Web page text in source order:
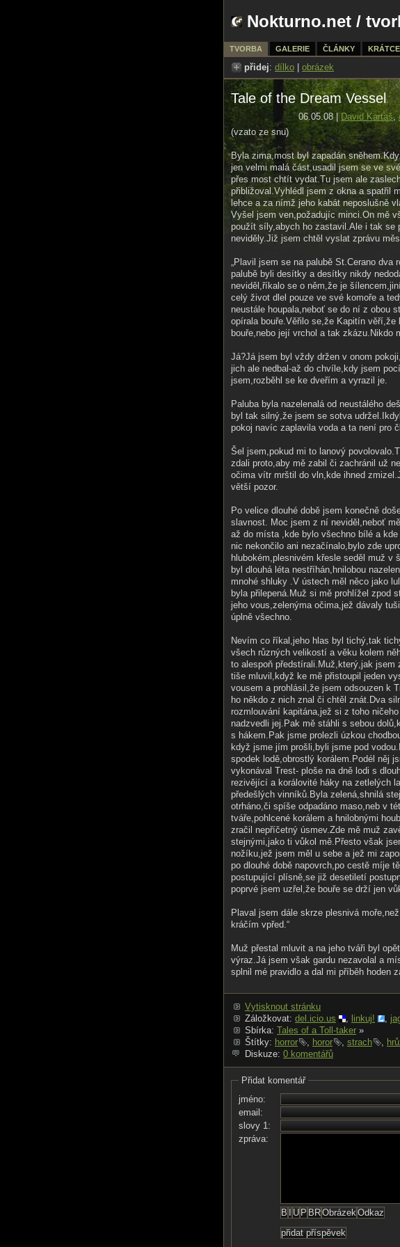
Nokturno.net /
TVORBA GALERIE ČLÁNKY KRÁTCE
přidej: dílko obrázek
Tale of the Dream Vessel
06.05.08 | David Kartaš,
(vzato ze snu)
Byla zima,most byl zapadán
jen velmi malá část,usadil jsem se ve
přes most chtít vydat.Tu jsem ale
přibližoval.Vyhlédl jsem z okna a spatřil
lehce a za nímž jeho kabát neposlušně
Vyšel jsem ven,požadujíc minci.On mě
použít síly,abych ho zastavil.Ale i tak se
neviděly.Již jsem chtěl vyslat zprávu
„Plavil jsem se na palubě St.Cerano dva
palubě byli desítky a desítky nikdy
neviděl,říkalo se o něm,že je
celý život dlel pouze ve své komoře a
neustále houpala,neboť se do ní z obou
opírala bouře.Věřilo se,že Kapitín
bouře,nebo její vrchol a tak zkázu.Nikdo
Já?Já jsem byl vždy držen v onom
jich ale nedbal-až do chvíle,kdy jsem
jsem,rozběhl se ke dveřím a vyrazil je.
Paluba byla nazelenalá od neustálého
byl tak silný,že jsem se sotva
pokoj navíc zaplavila voda a ta není pro
Šel jsem,pokud mi to lanový
zdali proto,aby mě zabil či zachránil už
očima vítr mrštil do vln,kde ihned
větší pozor.
Po velice dlouhé době jsem konečně
slavnost. Moc jsem z ní neviděl,neboť
až do místa ,kde bylo všechno bílé a
nic nekončilo ani nezačínalo,bylo zde
hlubokém,plesnivém křesle seděl muž v
byl dlouhá léta nestříhán,hnilobou
mnohé shluky .V ústech měl něco jako
byla přilepená.Muž si mě prohlížel zpod
jeho vous,zelenýma očima,jež dávaly
úplně všechno.
Nevím co říkal,jeho hlas byl tichý,tak
všech různých velikostí a věku kolem
to alespoň předstírali.Muž,který,jak jsem
tiše mluvil,když ke mě přistoupil jeden
vousem a prohlásil,že jsem odsouzen k
ho někdo z nich znal či chtěl znát.Dva
rozmlouvání kapitána,jež si z toho
nadzvedli jej.Pak mě stáhli s sebou
s hákem.Pak jsme prolezli úzkou
když jsme jím prošli,byli jsme pod
spodek lodě,obrostlý korálem.Podél něj
vykonával Trest- ploše na dně lodi s
rezivějící a korálovité háky na zetlelých
předešlých vinníků.Byla zelená,shnilá
otrháno,či spíše odpadáno maso,neb v
tváře,pohlcené korálem a hnilobnými
zračil nepříčetný úsmev.Zde mě muž
stejnými,jako ti vůkol mě.Přesto však
nožíku,jež jsem měl u sebe a jež mi
po dlouhé době napovrch,po cestě míje
postupující plísně,se již desetiletí
poprvé jsem uzřel,že bouře se drží jen
Plaval jsem dále skrze plesnivá
kráčím vpřed.“
Muž přestal mluvit a na jeho tváři byl
výraz.Já jsem však gardu nezavolal a
splnil mé pravidlo a dal mi příběh hoden
Vytisknout stránku
Záložkovat: del.icio.us , linkuj! ,
Sbírka: Tales of a Toll-taker »
Štítky: horror , horor , strach ,
Diskuze: 0 komentářů
Přidat komentář
jméno:
email:
slovy 1:
zpráva: